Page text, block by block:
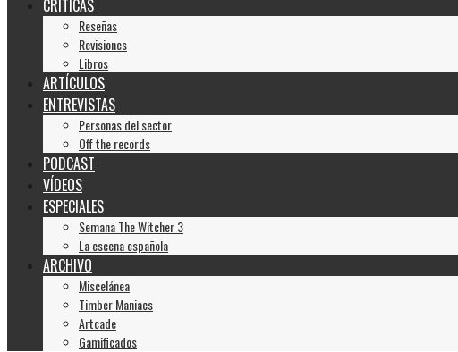
CRÍTICAS
Reseñas
Revisiones
Libros
ARTÍCULOS
ENTREVISTAS
Personas del sector
Off the records
PODCAST
VÍDEOS
ESPECIALES
Semana The Witcher 3
La escena española
ARCHIVO
Miscelánea
Timber Maniacs
Artcade
Gamificados